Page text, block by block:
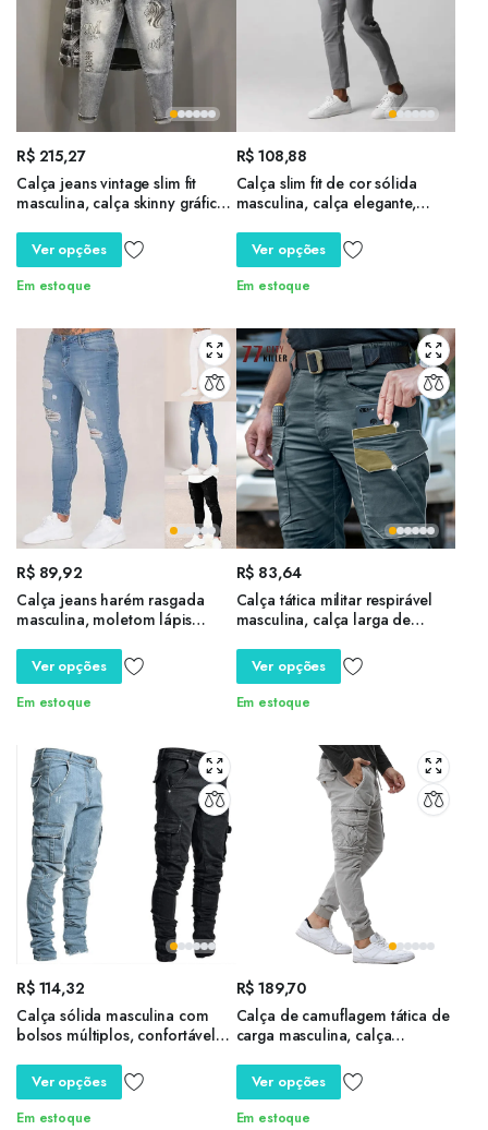
R$215,27
Calça jeans vintage slim fit
masculina, calça skinny gráfica,
apertado com gótico
estampado, strass de luxo Y 2k,
Kpop Xs
Ver opções
Em estoque
R$ 108,88
Calça slim fit de cor sólida
masculina, calça elegante,
fechamento de botão, macia
para trabalho
Ver opções
Em estoque
R$89,92
Calça jeans harém rasgada
masculina, moletom lápis
monocromático, preto, azul e
branco, 2024
Ver opções
Em estoque
R$ 83,64
Calça tática militar respirável
masculina, calça larga de
elástico na cintura, verão
Ver opções
Em estoque
R$114,32
Calça sólida masculina com
bolsos múltiplos, confortável
atividades ao ar livre, roupas
masculinas
Ver opções
Em estoque
R$ 189,70
Calça de camuflagem tática de
carga masculina, calça
casuais, Boost Military, calças
de algodão, Hip Hop Ribbon,
38
Ver opções
Em estoque